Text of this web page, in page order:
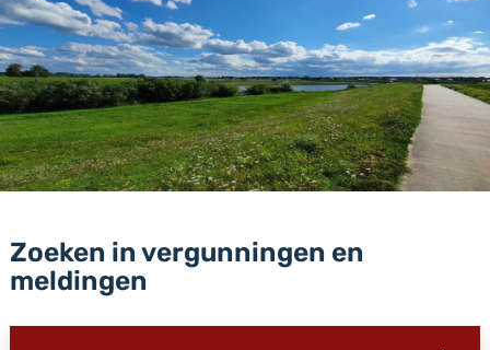
Zoeken in vergunningen en
meldingen